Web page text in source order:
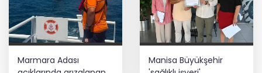
Marmara Adası
Manisa Büyükşehir